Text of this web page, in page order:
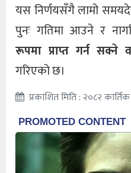
यस निर्णयसँगै लामो
पुनः गतिमा आउने र
रूपमा प्राप्त गर्न सक्ने
गरिएको छ।
प्रकाशित मिति : २०८२